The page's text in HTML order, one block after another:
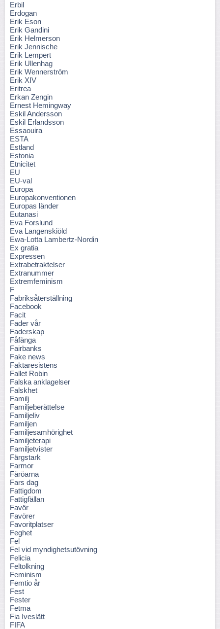
Erbil
Erdogan
Erik Eson
Erik Gandini
Erik Helmerson
Erik Jennische
Erik Lempert
Erik Ullenhag
Erik Wennerström
Erik XIV
Eritrea
Erkan Zengin
Ernest Hemingway
Eskil Andersson
Eskil Erlandsson
Essaouira
ESTA
Estland
Estonia
Etnicitet
EU
EU-val
Europa
Europakonventionen
Europas länder
Eutanasi
Eva Forslund
Eva Langenskiöld
Ewa-Lotta Lambertz-Nordin
Ex gratia
Expressen
Extrabetraktelser
Extranummer
Extremfeminism
F
Fabriksåterställning
Facebook
Facit
Fader vår
Faderskap
Fåfänga
Fairbanks
Fake news
Faktaresistens
Fallet Robin
Falska anklagelser
Falskhet
Familj
Familjeberättelse
Familjeliv
Familjen
Familjesamhörighet
Familjeterapi
Familjetvister
Färgstark
Farmor
Färöarna
Fars dag
Fattigdom
Fattigfällan
Favör
Favörer
Favoritplatser
Feghet
Fel
Fel vid myndighetsutövning
Felicia
Feltolkning
Feminism
Femtio år
Fest
Fester
Fetma
Fia Iveslätt
FIFA